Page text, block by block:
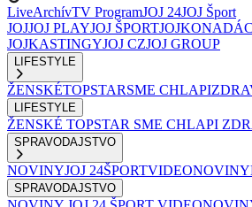
LiveArchívTV ProgramJOJ 24JOJ Šport
JOJJOJ PLAYJOJ ŠPORTJOJKO
JOJKASTINGYJOJ CZJOJ GROUP
LIFESTYLE
ŽENSKÉTOPSTARSME CHLAPI
LIFESTYLE
ŽENSKÉ TOPSTAR SME CHLAPI
SPRAVODAJSTVO
NOVINYJOJ 24ŠPORTVIDEONOVINY
SPRAVODAJSTVO